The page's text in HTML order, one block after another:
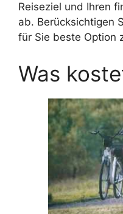
Reiseziel und Ihren
ab. Berücksichtigen
für Sie beste Option
Was